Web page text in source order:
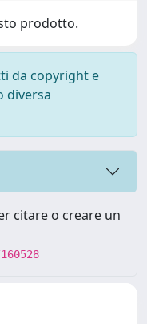
prodotto.
da copyright e
diversa
citare o creare un